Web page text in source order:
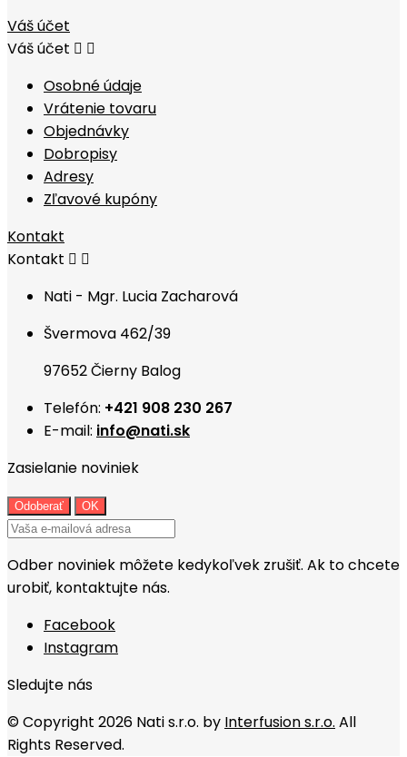
Váš účet
Váš účet  
Osobné údaje
Vrátenie tovaru
Objednávky
Dobropisy
Adresy
Zľavové kupóny
Kontakt
Kontakt  
Nati - Mgr. Lucia Zacharová
Švermova 462/39
97652 Čierny Balog
Telefón: +421 908 230 267
E-mail: info@nati.sk
Zasielanie noviniek
Odber noviniek môžete kedykoľvek zrušiť. Ak to chcete
urobiť, kontaktujte nás.
Facebook
Instagram
Sledujte nás
© Copyright 2026 Nati s.r.o. by Interfusion s.r.o. All
Rights Reserved.